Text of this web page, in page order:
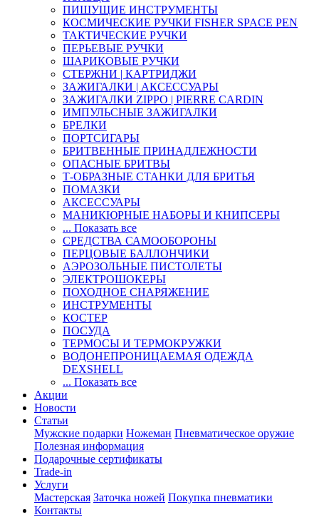
ПИШУЩИЕ ИНСТРУМЕНТЫ
КОСМИЧЕСКИЕ РУЧКИ FISHER SPACE PEN
ТАКТИЧЕСКИЕ РУЧКИ
ПЕРЬЕВЫЕ РУЧКИ
ШАРИКОВЫЕ РУЧКИ
СТЕРЖНИ | КАРТРИДЖИ
ЗАЖИГАЛКИ | АКСЕССУАРЫ
ЗАЖИГАЛКИ ZIPPO | PIERRE CARDIN
ИМПУЛЬСНЫЕ ЗАЖИГАЛКИ
БРЕЛКИ
ПОРТСИГАРЫ
БРИТВЕННЫЕ ПРИНАДЛЕЖНОСТИ
ОПАСНЫЕ БРИТВЫ
Т-ОБРАЗНЫЕ СТАНКИ ДЛЯ БРИТЬЯ
ПОМАЗКИ
АКСЕССУАРЫ
МАНИКЮРНЫЕ НАБОРЫ И КНИПСЕРЫ
... Показать все
СРЕДСТВА САМООБОРОНЫ
ПЕРЦОВЫЕ БАЛЛОНЧИКИ
АЭРОЗОЛЬНЫЕ ПИСТОЛЕТЫ
ЭЛЕКТРОШОКЕРЫ
ПОХОДНОЕ СНАРЯЖЕНИЕ
ИНСТРУМЕНТЫ
КОСТЕР
ПОСУДА
ТЕРМОСЫ И ТЕРМОКРУЖКИ
ВОДОНЕПРОНИЦАЕМАЯ ОДЕЖДА
DEXSHELL
... Показать все
Акции
Новости
Статьи
Мужские подарки Ножеман Пневматическое оружие
Полезная информация
Подарочные сертификаты
Trade-in
Услуги
Мастерская Заточка ножей Покупка пневматики
Контакты